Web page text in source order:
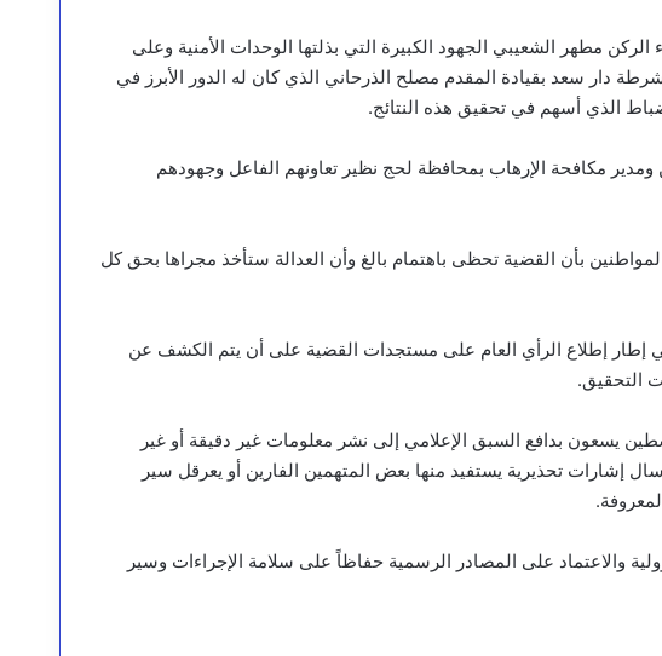
مطهر الشعيبي الجهود الكبيرة التي بذلتها الوحدات الأمنية وعلى
دار سعد بقيادة المقدم مصلح الذرحاني الذي كان له الدور الأبرز في
الذي أسهم في تحقيق هذه النتائج.
مكافحة الإرهاب بمحافظة لحج نظير تعاونهم الفاعل وجهودهم
بأن القضية تحظى باهتمام بالغ وأن العدالة ستأخذ مجراها بحق كل
في إطار إطلاع الرأي العام على مستجدات القضية على أن يتم الكشف عن
التحقيق.
يسعون بدافع السبق الإعلامي إلى نشر معلومات غير دقيقة أو غير
إشارات تحذيرية يستفيد منها بعض المتهمين الفارين أو يعرقل سير
والاعتماد على المصادر الرسمية حفاظاً على سلامة الإجراءات وسير